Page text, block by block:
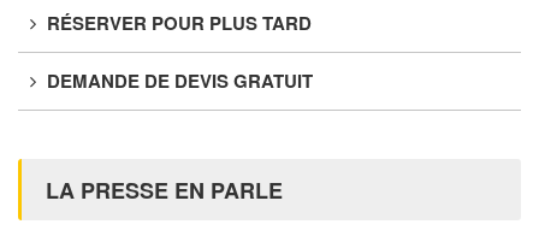
RÉSERVER POUR PLUS TARD
DEMANDE DE DEVIS GRATUIT
LA PRESSE EN PARLE